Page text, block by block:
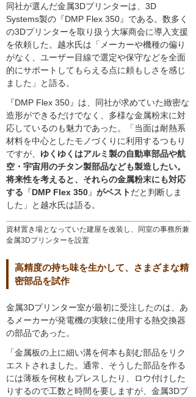
資材置き場となっていた建屋を改装し、同室の事務所兼
金属3Dプリンターを設置
同社が選んだ金属3Dプリンターは、3D
Systems製の『DMP Flex 350』である。数多く
の3Dプリンターを取り扱う大塚商会に導入支援
を依頼した。越水氏は「メーカーや機種の偏り
がなく、ユーザー目線で選定や保守などを全面
的にサポートしてもらえる点に頼もしさを感じ
ました」と語る。
『DMP Flex 350』は、同社が求めていた緻密な
造形ができるだけでなく、多様な金属粉末に対
応しているのも魅力であった。「当面は耐熱系
材料を中心としたモノづくりに利用するつもり
ですが、 ゆくゆくはアルミ製の自動車部品や航
空・宇宙用のチタン製部品なども製造したい。
将来性を考えると、それらの金属粉末にも対応
する 『DMP Flex 350』 がベストだと判断しま
した」と越水氏は語る。
高精度の持ち味を生かして、さまざまな精
密部品を試作
金属3Dプリンター室が最初に受注したのは、あ
るメーカーが発電機の実験に使用する熱交換器
の部品であった。
「金属板の上に細い溝を何本も刻む部品をリク
エストされました。通常、そうした部品を作る
には薄板を何枚もプレスしたり、ロウ付けした
りするので工数と時間を要しますが、金属3Dプ